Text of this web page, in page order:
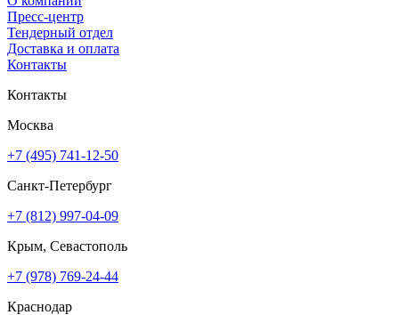
Пресс-центр
Тендерный отдел
Доставка и оплата
Контакты
Контакты
Москва
+7 (495) 741-12-50
Санкт-Петербург
+7 (812) 997-04-09
Крым, Севастополь
+7 (978) 769-24-44
Краснодар